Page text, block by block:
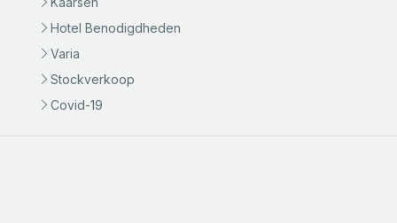
Hotel Benodigdheden
Varia
Stockverkoop
Covid-19